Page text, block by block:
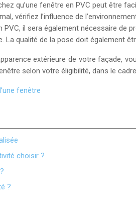
qu’une fenêtre en PVC peut être
vérifiez l’influence de
il sera également nécessaire
La qualité de la pose doit également
extérieure de votre façade,
selon votre éligibilité, dans le
fenêtre
choisir ?
?